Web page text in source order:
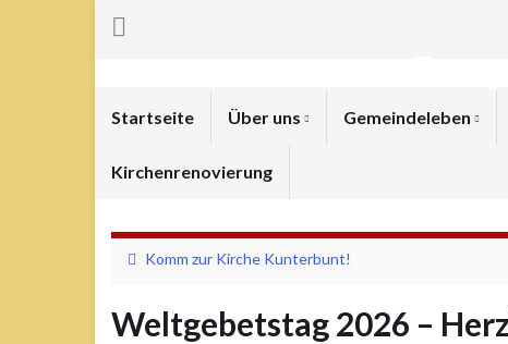
Startseite Über uns Gemeindeleben
Kirchenrenovierung
Komm zur Kirche Kunterbunt!
Weltgebetstag 2026 –